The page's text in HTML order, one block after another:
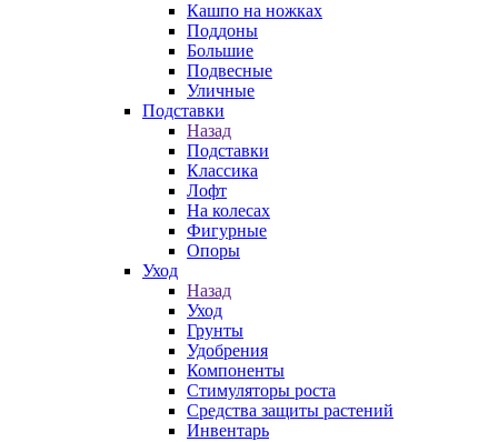
Кашпо на ножках
Поддоны
Большие
Подвесные
Уличные
Подставки
Назад
Подставки
Классика
Лофт
На колесах
Фигурные
Опоры
Уход
Назад
Уход
Грунты
Удобрения
Компоненты
Стимуляторы роста
Средства защиты растений
Инвентарь